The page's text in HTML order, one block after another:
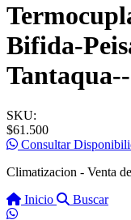
Bifida-
SKU:
$61.500
Consultar
Climatizacion - Venta
Inicio
Buscar